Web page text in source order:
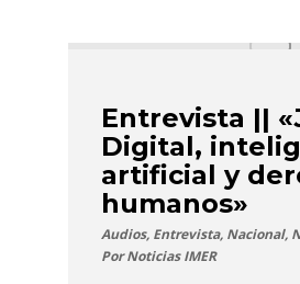
Entrevista ||
Digital,
artificial y
humanos»
Audios, Entrevista, Nacional,
PorNoticias IMER